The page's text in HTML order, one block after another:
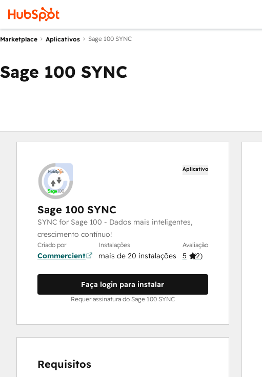
Marketplace Aplicativos Sage 100 SYNC
Sage 100 SYNC
Aplicativo
Sage 100 SYNC
SYNC for Sage 100 - Dados mais inteligentes,
crescimento contínuo!
Criado por
Commercient
Instalações
mais de 20 instalações
Avaliação
5 (2)
Faça login para instalar
Requer assinatura do Sage 100 SYNC
Requisitos